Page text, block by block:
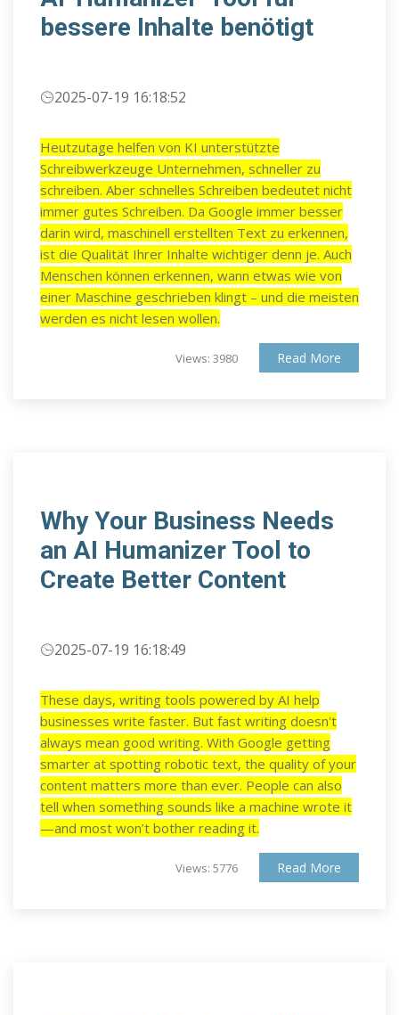
bessere Inhalte benötigt
2025-07-19 16:18:52
Heutzutage helfen von KI unterstützte
Schreibwerkzeuge Unternehmen, schneller zu
schreiben. Aber schnelles Schreiben bedeutet nicht
immer gutes Schreiben. Da Google immer besser
darin wird, maschinell erstellten Text zu erkennen,
ist die Qualität Ihrer Inhalte wichtiger denn je. Auch
Menschen können erkennen, wann etwas wie von
einer Maschine geschrieben klingt – und die meisten
werden es nicht lesen wollen.
Views: 3980 Read More
Why Your Business Needs
an AI Humanizer Tool to
Create Better Content
2025-07-19 16:18:49
These days, writing tools powered by AI help
businesses write faster. But fast writing doesn't
always mean good writing. With Google getting
smarter at spotting robotic text, the quality of your
content matters more than ever. People can also
tell when something sounds like a machine wrote it
—and most won’t bother reading it.
Views: 5776 Read More